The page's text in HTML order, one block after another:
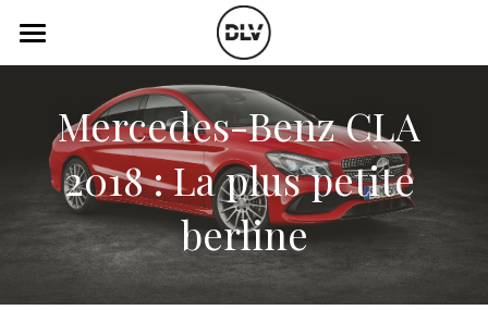
Actualité Auto
Électrique
Histoire de chars
Art Automobile
Vidéo
Podcast
Radio FM
Télé RDS
Mercedes-Benz CLA
2018 : La plus petite
berline
LES CATÉGORIES DE LA BOUTIQUE
Toutes les catégories